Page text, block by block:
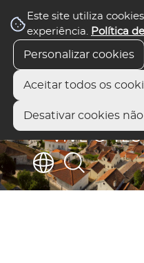
Este site utiliza
experiência. Política
Personalizar cookies
Aceitar todos os
Desativar cookies